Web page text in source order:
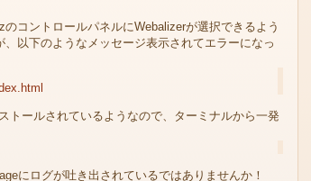
コントロールパネルにWebalizerが選択できるよう
、以下のようなメッセージ表示されてエラーになっ
トールされているようなので、ターミナルから一発
にログが吐き出されているではありませんか！